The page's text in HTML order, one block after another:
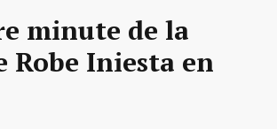
minute de la
Robe Iniesta en